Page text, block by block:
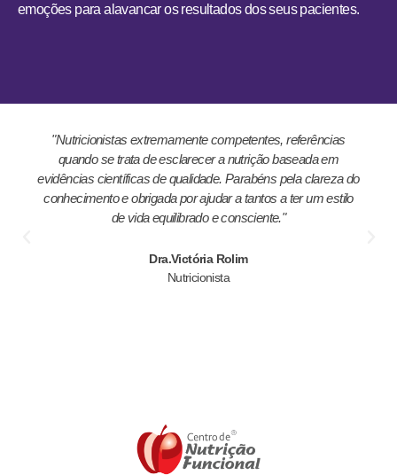
emoções para alavancar os resultados dos seus pacientes.
"Nutricionistas extremamente competentes, referências
quando se trata de esclarecer a nutrição baseada em
evidências científicas de qualidade. Parabéns pela clareza do
conhecimento e obrigada por ajudar a tantos a ter um estilo
de vida equilibrado e consciente."
Dra.Victória Rolim
Nutricionista